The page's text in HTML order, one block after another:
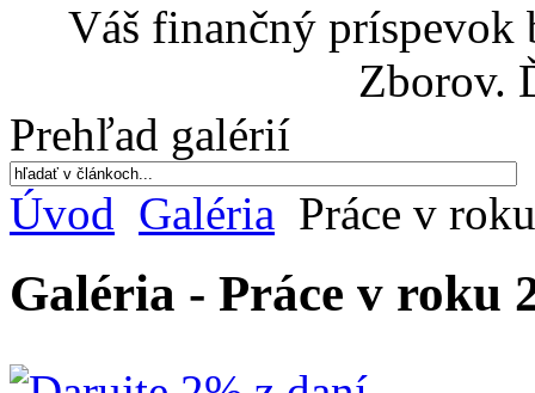
Váš finančný príspevok
Zborov.
Prehľad galérií
Úvod Galéria Práce v
Galéria - Práce v roku